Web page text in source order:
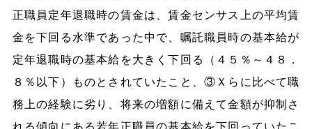
正職員定年退職時の賃金は、賃金センサス上の平均賃
金を下回る水準であった中で、嘱託職員時の基本給が
定年退職時の基本給を大きく下回る（４５％～４８．
８％以下）ものとされていたこと、③Ｘらに比べて職
務上の経験に劣り、将来の増額に備えて金額が抑制さ